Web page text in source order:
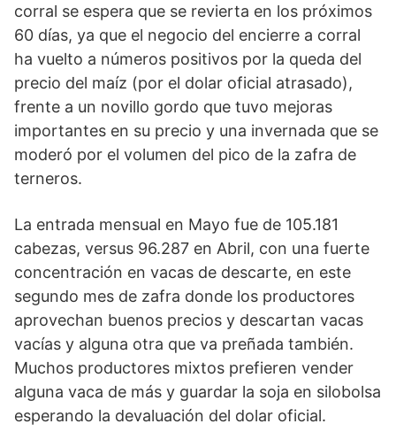
corral se espera que se revierta en los próximos
60 días, ya que el negocio del encierre a corral
ha vuelto a números positivos por la queda del
precio del maíz (por el dolar oficial atrasado),
frente a un novillo gordo que tuvo mejoras
importantes en su precio y una invernada que se
moderó por el volumen del pico de la zafra de
terneros.
La entrada mensual en Mayo fue de 105.181
cabezas, versus 96.287 en Abril, con una fuerte
concentración en vacas de descarte, en este
segundo mes de zafra donde los productores
aprovechan buenos precios y descartan vacas
vacías y alguna otra que va preñada también.
Muchos productores mixtos prefieren vender
alguna vaca de más y guardar la soja en silobolsa
esperando la devaluación del dolar oficial.